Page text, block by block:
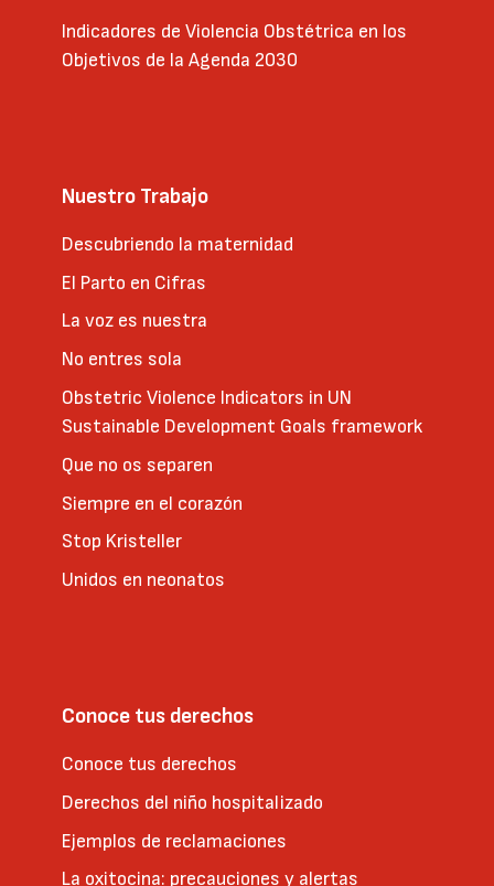
Indicadores de Violencia Obstétrica en los
Objetivos de la Agenda 2030
Nuestro Trabajo
Descubriendo la maternidad
El Parto en Cifras
La voz es nuestra
No entres sola
Obstetric Violence Indicators in UN
Sustainable Development Goals framework
Que no os separen
Siempre en el corazón
Stop Kristeller
Unidos en neonatos
Conoce tus derechos
Conoce tus derechos
Derechos del niño hospitalizado
Ejemplos de reclamaciones
La oxitocina: precauciones y alertas